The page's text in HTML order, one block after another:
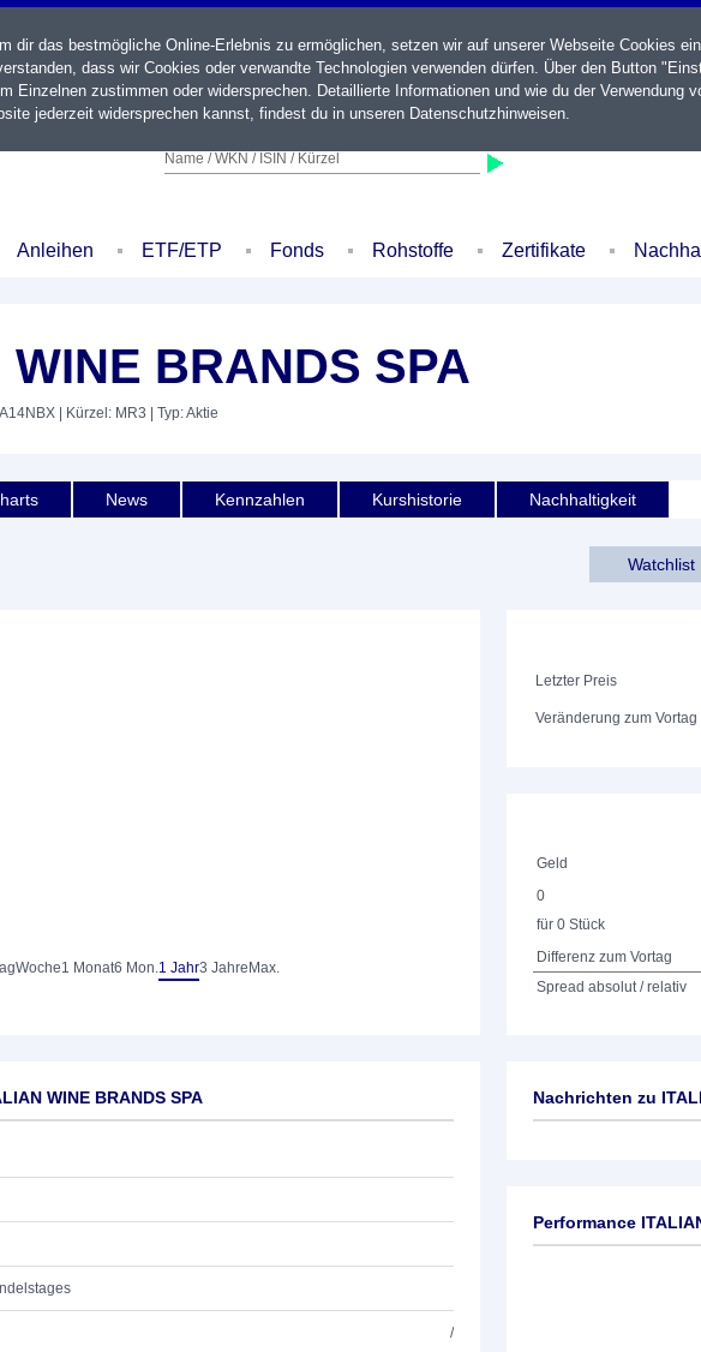
Name / WKN / ISIN / Kürzel
Anleihen ETF/ETP Fonds Rohstoffe Zertifikate
WINE BRANDS SPA
| Kürzel: MR3 | Typ: Aktie
News Kennzahlen Kurshistorie Nachhaltigkeit
Watchlist
Woche1 Monat6 Mon.1 Jahr3 Jahre Max.
Letzter Preis
Veränderung zum Vortag
Geld
0
für 0 Stück
Differenz zum Vortag
Spread absolut / relativ
WINE BRANDS SPA
/
Nachrichten zu
Performance
dir das bestmögliche Online-Erlebnis zu ermöglichen, setzen wir auf unserer Webseite Cookies
dass wir Cookies oder verwandte Technologien verwenden dürfen. Über den Button
Einzelnen zustimmen oder widersprechen. Detaillierte Informationen und wie du der Verwendung
jederzeit widersprechen kannst, findest du in unseren Datenschutzhinweisen.